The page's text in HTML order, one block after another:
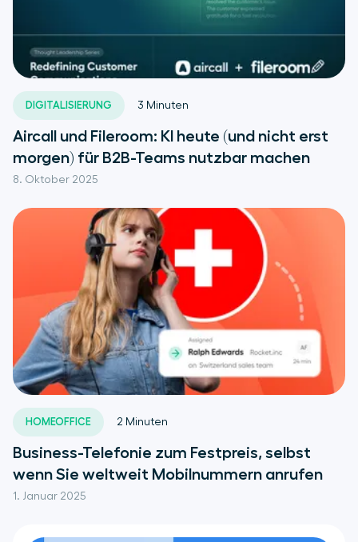
DIGITALISIERUNG
8. Oktober 2025
3 Minuten
Aircall und Fileroom: KI heute (und nicht erst
morgen) für B2B-Teams nutzbar machen
HOMEOFFICE
1. Januar 2025
2 Minuten
Business-Telefonie zum Festpreis, selbst
wenn Sie weltweit Mobilnummern anrufen